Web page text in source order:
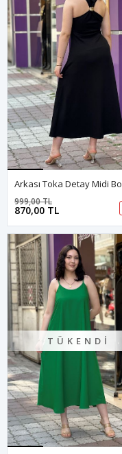
870,00 TL
999,00 TL
TÜKENDI